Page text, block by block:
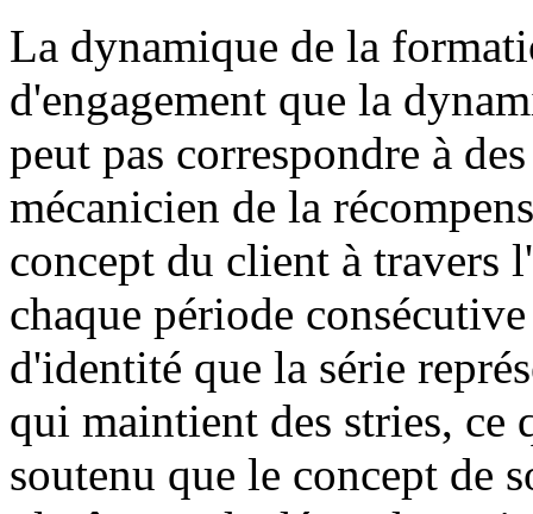
La dynamique de la
d'engagement que la
peut pas correspondre à
mécanicien de la
concept du client à travers
chaque période
d'identité que la série
qui maintient des stries, ce
soutenu que le concept de